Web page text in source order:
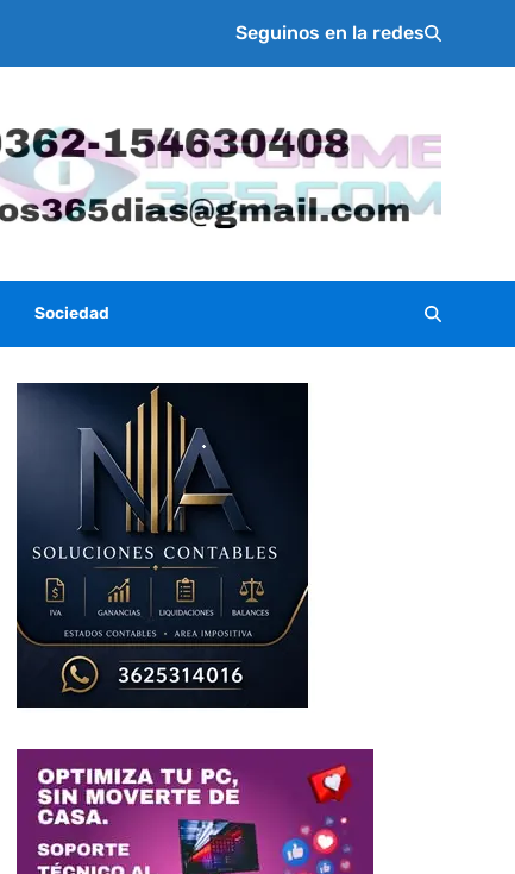
Seguinos en la redes
Sociedad